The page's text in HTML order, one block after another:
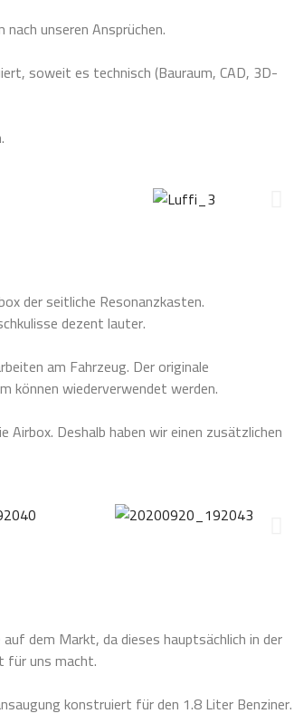
unseren Ansprüchen.
soweit es technisch (Bauraum, CAD, 3D-
der seitliche Resonanzkasten.
dezent lauter.
am Fahrzeug. Der originale
können wiederverwendet werden.
Deshalb haben wir einen zusätzlichen
dem Markt, da dieses hauptsächlich in der
für uns macht.
konstruiert für den 1.8 Liter Benziner.